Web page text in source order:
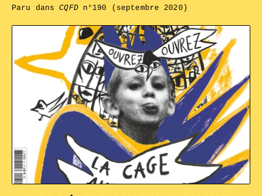
Paru dansCQFDn°190 (septembre 2020)